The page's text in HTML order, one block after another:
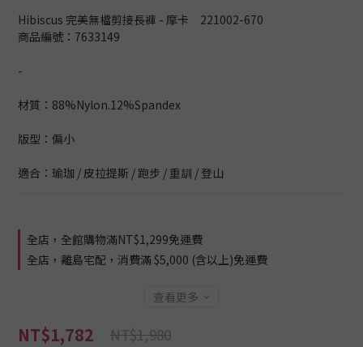
Hibiscus 完美無檔剪接長褲 - 摩卡　221002-670
商品編號：7633149
-
材質：88%Nylon.12%Spandex
版型：偏小
適合：瑜珈 / 皮拉提斯 / 跑步 / 重訓 / 登山
全店，全館購物滿NT$1,299免運費
全店，離島宅配，消費滿 $5,000 (含以上)免運費
查看更多
NT$1,782 NT$1,980